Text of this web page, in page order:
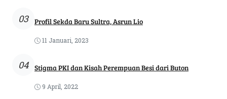
03 Profil Sekda Baru Sultra, Asrun Lio
11 Januari, 2023
04 Stigma PKI dan Kisah Perempuan Besi dari Buton
9 April, 2022